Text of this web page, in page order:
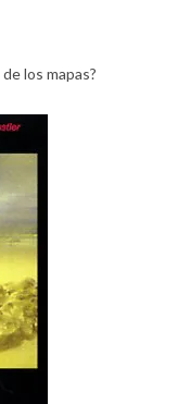
los mapas?